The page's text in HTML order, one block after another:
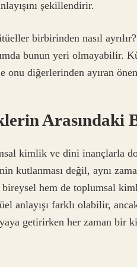
şekillendirir.
birbirinden nasıl
bunun yeri olmayabilir.
onu diğerlerinden ayıran
Arasındaki
kimlik ve dini inançlarla
kutlanması değil, aynı
bireysel hem de toplumsal
anlayışı farklı olabilir,
getirirken her zaman bir